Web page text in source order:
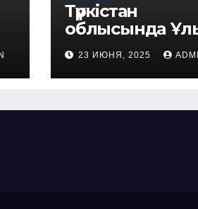
Түркістан
облысында
Отан
ардагері 100
жасқа толды
23 ИЮНЯ, 2025